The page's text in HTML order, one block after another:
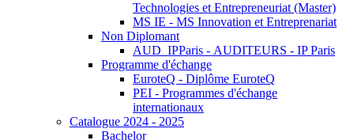
Technologies et Entrepreneuriat (Master)
MS IE - MS Innovation et Entreprenariat
Non Diplomant
AUD_IPParis - AUDITEURS - IP Paris
Programme d'échange
EuroteQ - Diplôme EuroteQ
PEI - Programmes d'échange
internationaux
Catalogue 2024 - 2025
Bachelor